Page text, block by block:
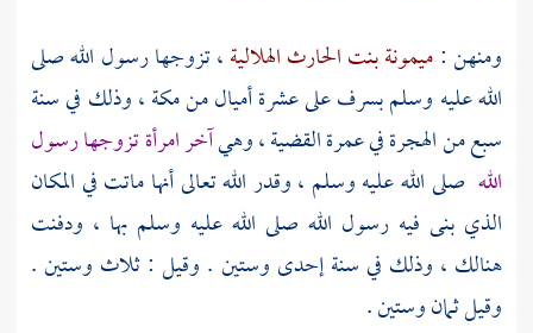
ومنهن :ميمونة بنت الحارث الهلالية، تزوجها رسول الله صلى
الله عليه وسلمبسرفعلى عشرة أميال منمكة، وذلك في سنة
سبع من الهجرة في عمرة القضية ، وهيآخر امرأة تزوجها رسول
الله صلى الله عليه وسلم ، وقدر الله تعالى أنها ماتت في المكان
الذي بنى فيه رسول الله صلى الله عليه وسلم بها ، ودفنت
هنالك ، وذلك في سنة إحدى وستين . وقيل : ثلاث وستين .
وقيل ثمان وستين .